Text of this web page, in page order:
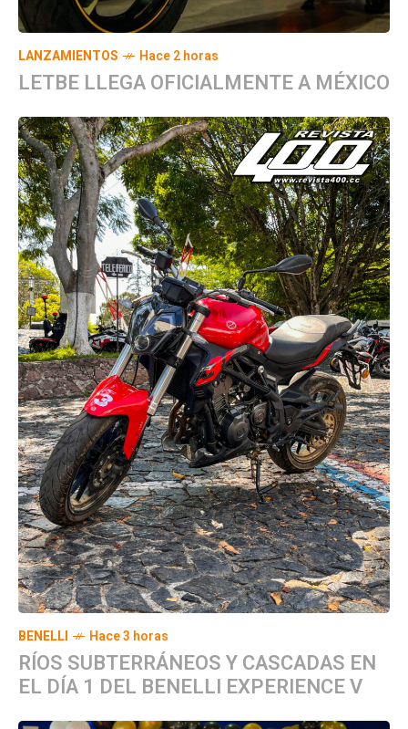
LANZAMIENTOS Hace 2 horas
LETBE LLEGA OFICIALMENTE A MÉXICO
BENELLI Hace 3 horas
RÍOS SUBTERRÁNEOS Y CASCADAS EN
EL DÍA 1 DEL BENELLI EXPERIENCE V